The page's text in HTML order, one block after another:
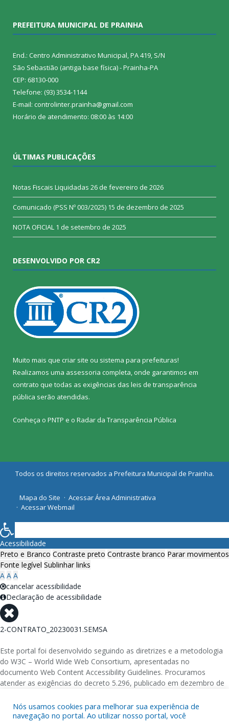
PREFEITURA MUNICIPAL DE PRAINHA
End.: Centro Administrativo Municipal, PA 419, S/N
São Sebastião (antiga base física) - Prainha-PA
CEP: 68130-000
Telefone: (93) 3534-1144
E-mail: controlinter.prainha@gmail.com
Horário de atendimento: 08:00 às 14:00
ÚLTIMAS PUBLICAÇÕES
Notas Fiscais Liquidadas 26 de fevereiro de 2026
Comunicado (PSS Nº 003/2025) 15 de dezembro de 2025
NOTA OFICIAL 1 de setembro de 2025
DESENVOLVIDO POR CR2
Muito mais que criar site ou sistema para prefeituras!
Realizamos uma assessoria completa, onde garantimos em
contrato que todas as exigências das leis de transparência
pública serão atendidas.
Conheça o PNTP e o Radar da Transparência Pública
Todos os direitos reservados a Prefeitura Municipal de Prainha.
Mapa do Site
Acessar Área Administrativa
Acessar Webmail
Nós usamos cookies para melhorar sua experiência de
navegação no portal. Ao utilizar nosso portal, você
Acessibilidade
Preto e Branco Contraste preto Contraste branco Parar movimentos
Fonte legível Sublinhar links
A A A
cancelar acessibilidade
Declaração de acessibilidade
2-CONTRATO_20230031.SEMSA
Este portal foi desenvolvido seguindo as diretrizes e a metodologia
do W3C – World Wide Web Consortium, apresentadas no
documento Web Content Accessibility Guidelines. Procuramos
atender as exigências do decreto 5.296, publicado em dezembro de
eletrônicos da administração pública na rede mundial de
computadores para o uso das pessoas com necessidades especiais,